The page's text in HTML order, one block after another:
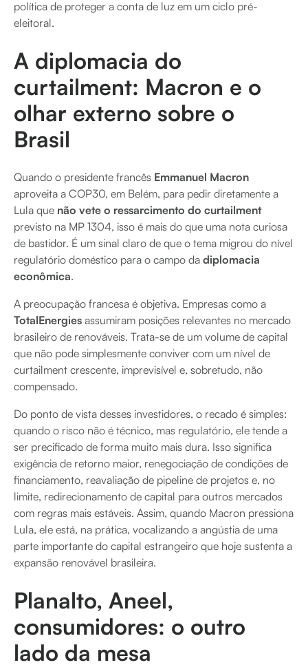
política de proteger a conta de luz em um ciclo pré-
eleitoral.
A diplomacia do
curtailment: Macron e o
olhar externo sobre o
Brasil
Quando o presidente francês Emmanuel Macron
aproveita a COP30, em Belém, para pedir diretamente a
Lula que não vete o ressarcimento do curtailment
previsto na MP 1304, isso é mais do que uma nota curiosa
de bastidor. É um sinal claro de que o tema migrou do nível
regulatório doméstico para o campo da diplomacia
econômica.
A preocupação francesa é objetiva. Empresas como a
TotalEnergies assumiram posições relevantes no mercado
brasileiro de renováveis. Trata-se de um volume de capital
que não pode simplesmente conviver com um nível de
curtailment crescente, imprevisível e, sobretudo, não
compensado.
Do ponto de vista desses investidores, o recado é simples:
quando o risco não é técnico, mas regulatório, ele tende a
ser precificado de forma muito mais dura. Isso significa
exigência de retorno maior, renegociação de condições de
financiamento, reavaliação de pipeline de projetos e, no
limite, redirecionamento de capital para outros mercados
com regras mais estáveis. Assim, quando Macron pressiona
Lula, ele está, na prática, vocalizando a angústia de uma
parte importante do capital estrangeiro que hoje sustenta a
expansão renovável brasileira.
Planalto, Aneel,
consumidores: o outro
lado da mesa